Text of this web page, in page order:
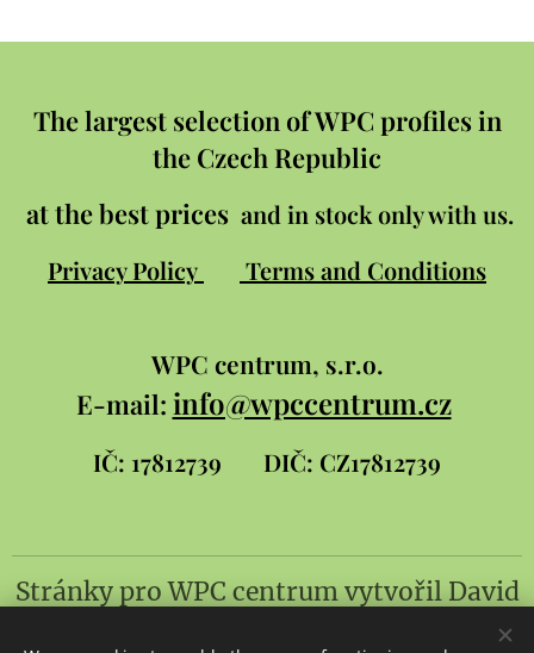
The largest selection of WPC profiles in
the Czech Republic
at the best prices and in stock only with us.
Privacy Policy
Terms and Conditions
WPC centrum, s.r.o.
E-mail: info@wpccentrum.cz
IČ: 17812739 DIČ: CZ17812739
Stránky pro WPC centrumvytvořilDavid